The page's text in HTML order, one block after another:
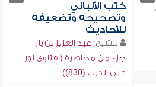
كتب الألباني
وتصحيحه وتضعيفه
للأحاديث
للشيخ: عبد العزيز بن باز
جزء من محاضرة ( فتاوى نور
على الدرب (830))